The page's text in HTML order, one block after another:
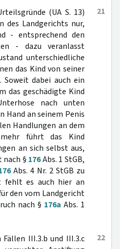
21
(UA S. 13)
des Landgerichts nur,
- entsprechend den
- dazu veranlasst
unterschiedliche
das Kind von seiner
dabei auch ein
das geschädigte Kind
nach unten
Hand an seinem Penis
Handlungen an dem
führt das Kind
an sich selbst aus,
nach § 176Abs. 1 StGB,
Abs. 4 Nr. 2 StGB zu
fehlt es auch hier an
den vom Landgericht
nach § 176a Abs. 1
22
III.3.b und III.3.c